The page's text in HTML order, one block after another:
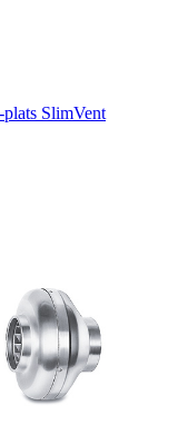
plats SlimVent